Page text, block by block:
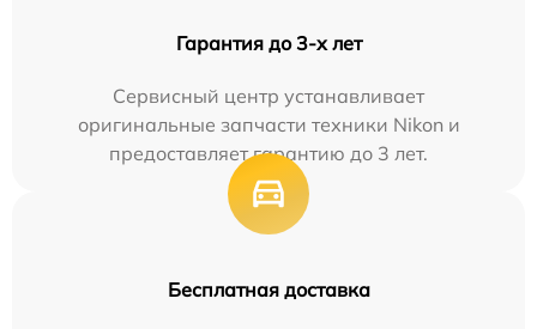
Гарантия до 3-х лет
Сервисный центр устанавливает
оригинальные запчасти техники Nikon и
предоставляет гарантию до 3 лет.
Бесплатная доставка